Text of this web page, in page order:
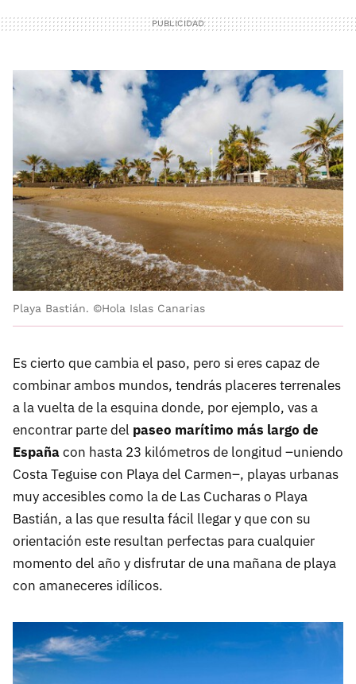
Playa Bastián. ©Hola Islas Canarias
Es cierto que cambia el paso, pero si eres capaz de
combinar ambos mundos, tendrás placeres terrenales
a la vuelta de la esquina donde, por ejemplo, vas a
encontrar parte del paseo marítimo más largo de
Españacon hasta 23 kilómetros de longitud –uniendo
Costa Teguise con Playa del Carmen–, playas urbanas
muy accesibles como la de Las Cucharas o Playa
Bastián, a las que resulta fácil llegar y que con su
orientación este resultan perfectas para cualquier
momento del año y disfrutar de una mañana de playa
con amaneceres idílicos.